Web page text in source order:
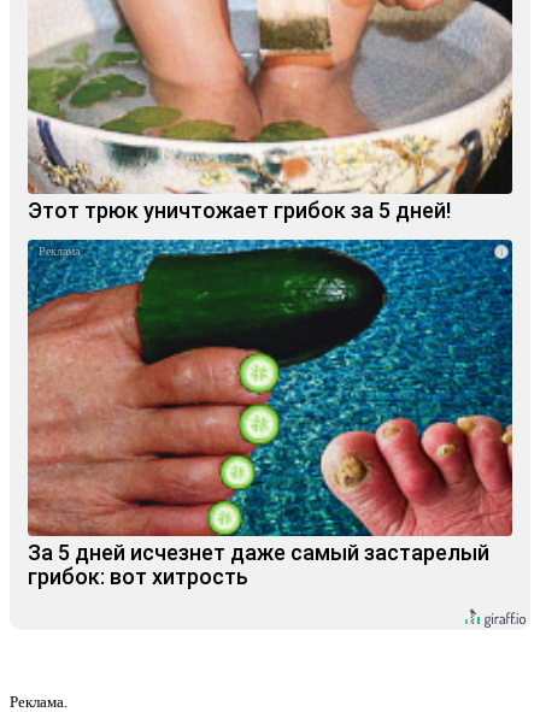
Этот трюк уничтожает грибок за 5 дней!
i
За 5 дней исчезнет даже самый застарелый
грибок: вот хитрость
Реклама.